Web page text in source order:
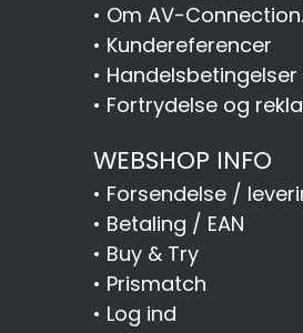
• Om AV-
• Kundereferencer
• Handelsbetingelser
• Fortrydelse og
WEBSHOP INFO
• Forsendelse /
• Betaling / EAN
• Buy & Try
• Prismatch
• Log ind